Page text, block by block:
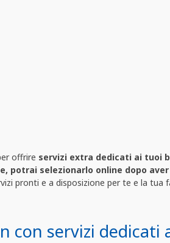
offrire servizi extra dedicati ai tuoi
potrai selezionarlo online dopo
pronti e a disposizione per te e la tua
con servizi dedicati